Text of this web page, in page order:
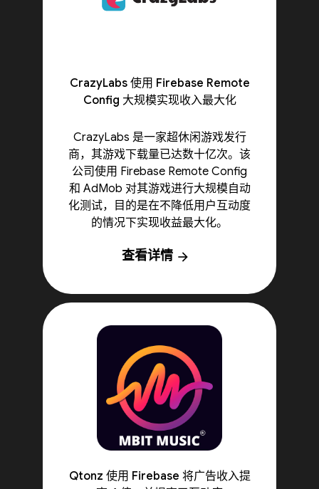
CrazyLabs 使用 Firebase Remote
Config 大规模实现收入最大化
CrazyLabs 是一家超休闲游戏发行
商，其游戏下载量已达数十亿次。该
公司使用 Firebase Remote Config
和 AdMob 对其游戏进行大规模自动
化测试，目的是在不降低用户互动度
的情况下实现收益最大化。
查看详情 arrow_forward
Qtonz 使用 Firebase 将广告收入提